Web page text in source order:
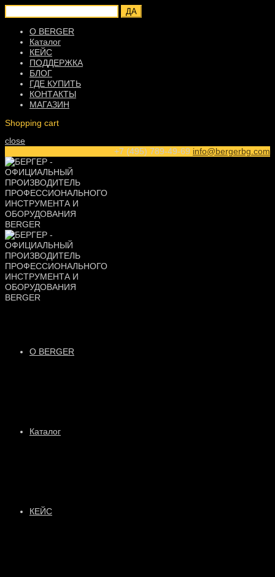
ДА
О BERGER
Каталог
КЕЙС
ПОДДЕРЖКА
БЛОГ
ГДЕ КУПИТЬ
КОНТАКТЫ
МАГАЗИН
Shopping cart
close
+7 (495) 789-49-69 info@bergerbg.com
О BERGER
Каталог
КЕЙС